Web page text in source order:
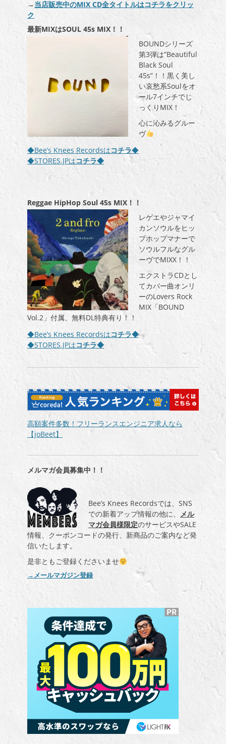
→ 当店販売中のMIX CD全タイトルはコチラをクリッ
ク
最新MIXはSOUL 45s MIX！！
BOUNDシリーズ
第3弾は”Beautiful
Black Soul
45s”！！黒く美し
い哀愁系Soulをオ
ール7インチでじ
っくりMIX！
心に沁みるグルー
ヴ
◆Bee’s Knees Recordsはコチラ◆
◆STORES.JPはコチラ◆
Reggae HipHop Soul 45s MIX！！
レゲエやジャマイ
カンソウルをヒッ
プホップマナーで
ソウルフルなグル
ーヴでMIXX！！
エクストラCDとし
てカバー曲オンリ
ーのLovers Rock
MIX「BOUND
Vol.2」付属、無料DL特典有り！！
◆Bee’s Knees Recordsはコチラ◆
◆STORES.JPはコチラ◆
高額案件多数！フリーランスエンジニア求人なら
【joBeet】
メルマガ会員募集中！！
Bee’s Knees Recordsでは、SNS
での新着アップ情報の他に、 メル
マガ会員様限定のサービスやSALE
情報、クーポンコードの発行、新商品のご案内など発
信いたします。
是非ともご登録くださいませ
→メールマガジン登録